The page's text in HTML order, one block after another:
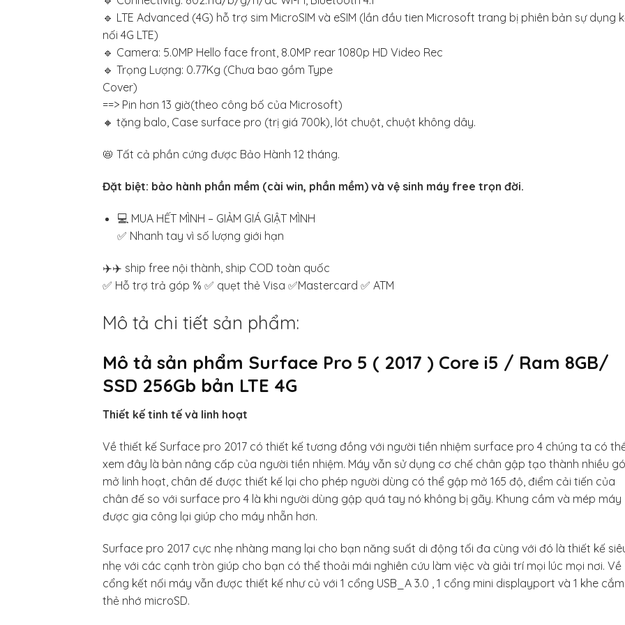
🔹 LTE Advanced (4G) hỗ trợ sim MicroSIM và eSIM (lần đầu tien Microsoft trang bị phiên bản sự dụng
nối 4G LTE)
🔹 Camera: 5.0MP Hello face front, 8.0MP rear 1080p HD Video Rec
🔹 Trọng Lượng: 0.77Kg (Chưa bao gồm Type
Cover)
==> Pin hơn 13 giờ(theo công bố của Microsoft)
🔸 tặng balo, Case surface pro (trị giá 700k), lót chuột, chuột không dây.
📛 Tất cả phần cứng được Bảo Hành 12 tháng.
Đặt biệt: bảo hành phần mềm (cài win, phần mềm) và vệ sinh máy free trọn đời.
💻 MUA HẾT MÌNH – GIẢM GIÁ GIẬT MÌNH
✅ Nhanh tay vì số lượng giới hạn
✈️✈️ ship free nội thành, ship COD toàn quốc
✅ Hỗ trợ trả góp % ✅ quẹt thẻ Visa ✅Mastercard ✅ ATM
Mô tả chi tiết sản phẩm:
Mô tả sản phẩm Surface Pro 5 ( 2017 ) Core i5 / Ram 8GB/
SSD 256Gb bản LTE 4G
Thiết kế tinh tế và linh hoạt
Về thiết kế Surface pro 2017 có thiết kế tương đồng với người tiền nhiệm surface pro 4 chúng ta có
xem đây là bản nâng cấp của người tiền nhiệm. Máy vẫn sử dụng cơ chế chân gập tạo thành nhiều
mở linh hoạt, chân đế được thiết kế lại cho phép người dùng có thể gập mở 165 độ, điểm cải tiến của
chân đế so với surface pro 4 là khi người dùng gập quá tay nó không bị gãy. Khung cầm và mép máy
được gia công lại giúp cho máy nhẵn hơn.
Surface pro 2017 cực nhẹ nhàng mang lại cho bạn năng suất di động tối đa cùng với đó là thiết kế
nhẹ với các cạnh tròn giúp cho bạn có thể thoải mái nghiên cứu làm việc và giải trí mọi lúc mọi nơi. Về
cổng kết nối máy vẫn được thiết kế như củ với 1 cổng USB_A 3.0 , 1 cổng mini displayport và 1 khe cắm
thẻ nhớ microSD.